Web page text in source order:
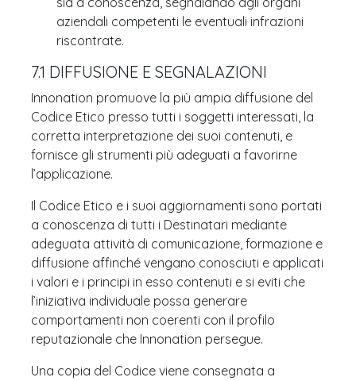
aziendali competenti le eventuali infrazioni
riscontrate.
7.1 DIFFUSIONE E SEGNALAZIONI
Innonation promuove la più ampia diffusione del
Codice Etico presso tutti i soggetti interessati, la
corretta interpretazione dei suoi contenuti, e
fornisce gli strumenti più adeguati a favorirne
l’applicazione.
Il Codice Etico e i suoi aggiornamenti sono portati
a conoscenza di tutti i Destinatari mediante
adeguata attività di comunicazione, formazione e
diffusione affinché vengano conosciuti e applicati
i valori e i principi in esso contenuti e si eviti che
l’iniziativa individuale possa generare
comportamenti non coerenti con il profilo
reputazionale che Innonation persegue.
Una copia del Codice viene consegnata a